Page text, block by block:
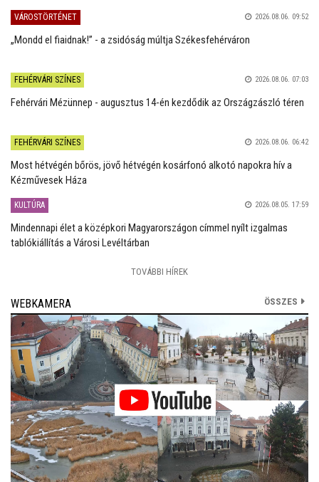
VÁROSTÖRTÉNET 2026.08.06. 09:52
„Mondd el fiaidnak!” - a zsidóság múltja Székesfehérváron
FEHÉRVÁRI SZÍNES 2026.08.06. 07:03
Fehérvári Mézünnep - augusztus 14-én kezdődik az Országzászló téren
FEHÉRVÁRI SZÍNES 2026.08.06. 06:42
Most hétvégén bőrös, jövő hétvégén kosárfonó alkotó napokra hív a
Kézművesek Háza
KULTÚRA 2026.08.05. 17:59
Mindennapi élet a középkori Magyarországon címmel nyílt izgalmas
tablókiállítás a Városi Levéltárban
TOVÁBBI HÍREK
WEBKAMERA ÖSSZES